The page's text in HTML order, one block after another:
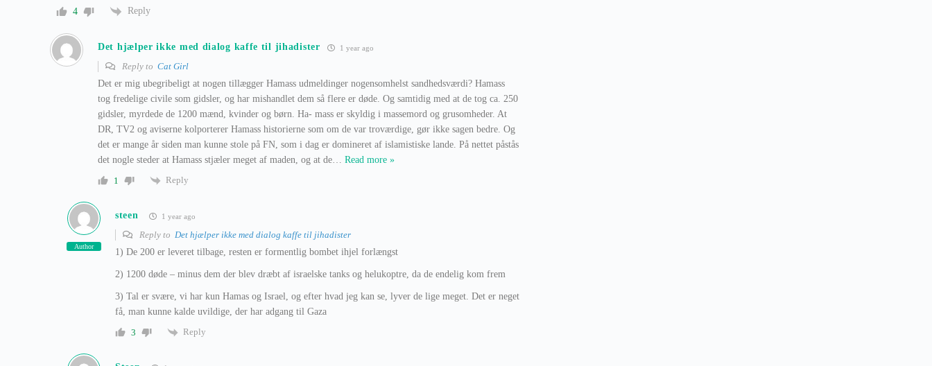
4 Reply
Det hjælper ikke med dialog kaffe til jihadister 1 year ago
Reply to Cat Girl
Det er mig ubegribeligt at nogen tillægger Hamass udmeldinger nogensomhelst sandhedsværdi? Hamass
tog fredelige civile som gidsler, og har mishandlet dem så flere er døde. Og samtidig med at de tog ca. 250
gidsler, myrdede de 1200 mænd, kvinder og børn. Ha- mass er skyldig i massemord og grusomheder. At
DR, TV2 og aviserne kolporterer Hamass historierne som om de var troværdige, gør ikke sagen bedre. Og
det er mange år siden man kunne stole på FN, som i dag er domineret af islamistiske lande. På nettet påstås
det nogle steder at Hamass stjæler meget af maden, og at de… Read more »
1
Reply
Author
steen 1 year ago
Reply to Det hjælper ikke med dialog kaffe til jihadister
1) De 200 er leveret tilbage, resten er formentlig bombet ihjel forlængst
2) 1200 døde – minus dem der blev dræbt af israelske tanks og helukoptre, da de endelig kom frem
3) Tal er svære, vi har kun Hamas og Israel, og efter hvad jeg kan se, lyver de lige meget. Det er neget
få, man kunne kalde uvildige, der har adgang til Gaza
3
Reply